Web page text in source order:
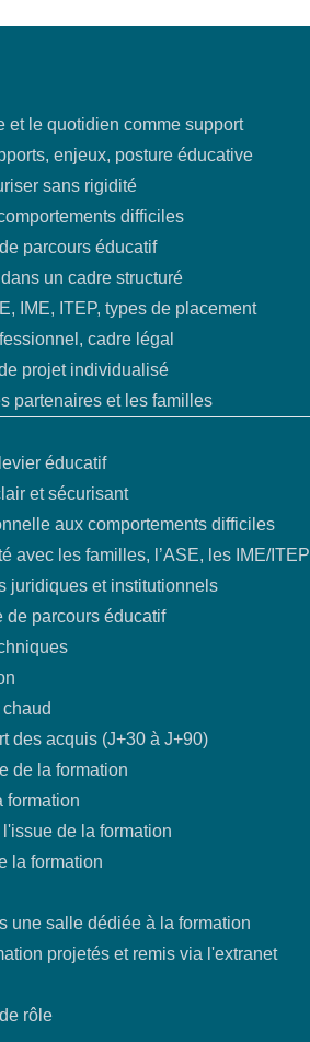
et le quotidien comme support
enjeux, posture éducative
sans rigidité
difficiles
parcours éducatif
un cadre structuré
IME, ITEP, types de placement
cadre légal
projet individualisé
partenaires et les familles
éducatif
et sécurisant
aux comportements difficiles
avec les familles, l’ASE, les IME/ITEP
juridiques et institutionnels
de parcours éducatif
des acquis (J+30 à J+90)
de la formation
formation
de la formation
la formation
une salle dédiée à la formation
projetés et remis via l'extranet
rôle